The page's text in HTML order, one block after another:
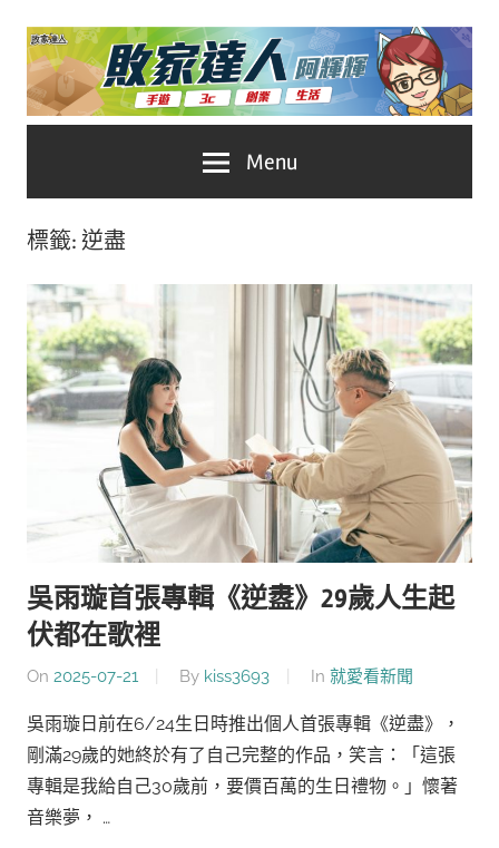
Skip
content
家
人
推
薦
No.1
遊
戲
科
技
自
媒
體。
Menu
標籤: 逆盡
吳雨璇首張專輯《逆䀆》29歲人生起
伏都在歌裡
On 2025-07-21 By kiss3693 In 就愛看新聞
吳雨璇日前在6/24生日時推出個人首張專輯《逆盡》，
剛滿29歲的她終於有了自己完整的作品，笑言：「這張
專輯是我給自己30歲前，要價百萬的生日禮物。」懷著
音樂夢， …